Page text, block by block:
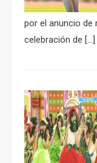
por el anuncio de
celebración de […]